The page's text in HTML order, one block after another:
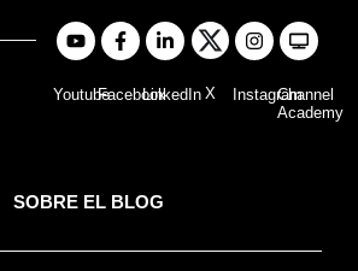
YoutubeFacebookLinkedIn X InstagramChannel
Academy
SOBRE EL BLOG